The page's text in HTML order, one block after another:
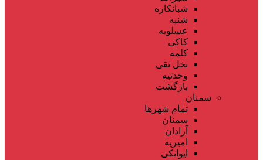
شبانکاره
شنبه
عسلویه
کاکی
کلمه
نخل تقی
وحدتیه
بازگشت
سمنان
تمام شهر‌ها
سمنان
آرادان
امیریه
ایوانکی